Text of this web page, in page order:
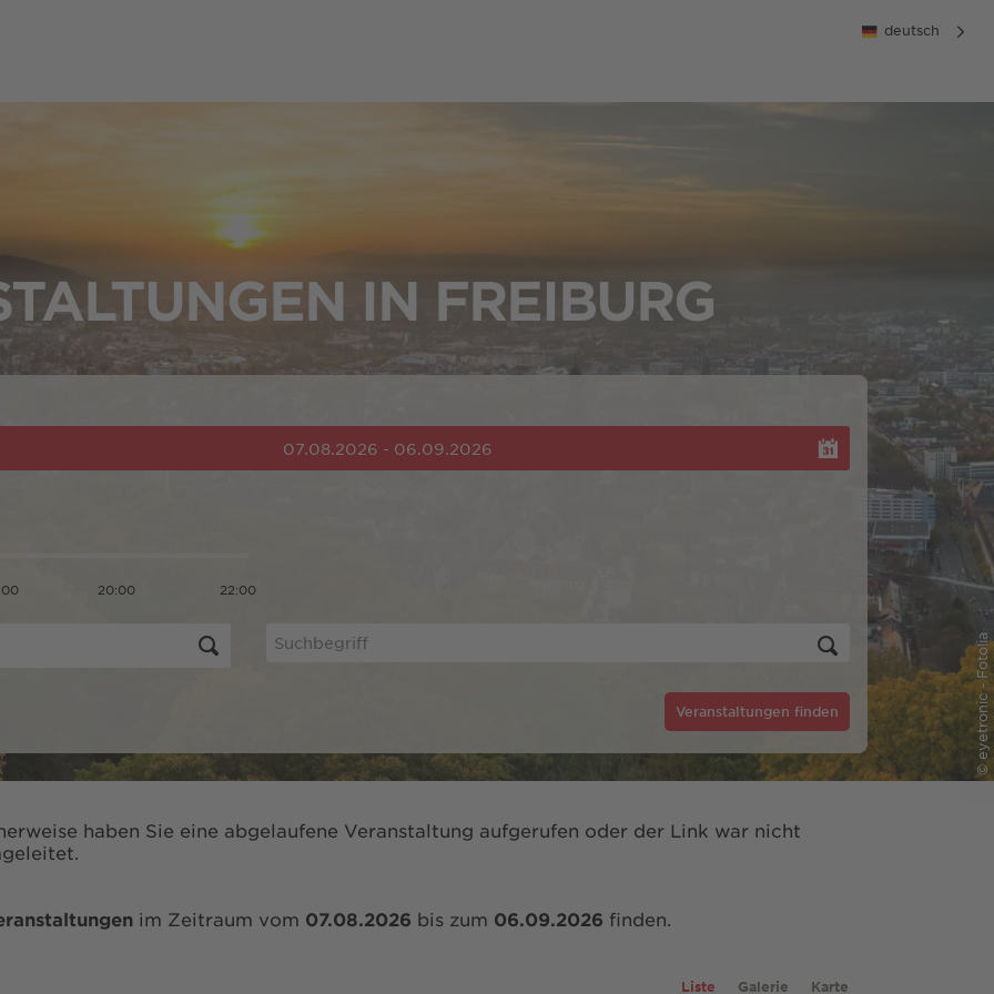
deutsch
© eyetronic - Fotolia
IN FREIBURG
07.08.2026 - 06.09.2026
20:00 22:00
Veranstaltungen finden
haben Sie eine abgelaufene Veranstaltung aufgerufen oder der Link war nicht
im Zeitraum vom 07.08.2026 bis zum 06.09.2026 finden.
Liste Galerie Karte